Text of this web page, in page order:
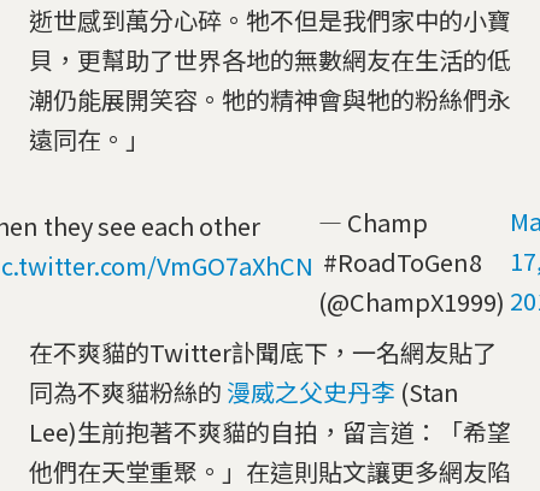
逝世感到萬分心碎。牠不但是我們家中的小寶
貝，更幫助了世界各地的無數網友在生活的低
潮仍能展開笑容。牠的精神會與牠的粉絲們永
遠同在。」
they see each other
VmGO7aXhCN
— Champ
#RoadToGen8
(@ChampX1999)
在不爽貓的Twitter訃聞底下，一名網友貼了
同為不爽貓粉絲的 漫威之父史丹李 (Stan
Lee)生前抱著不爽貓的自拍，留言道：「希望
他們在天堂重聚。」在這則貼文讓更多網友陷